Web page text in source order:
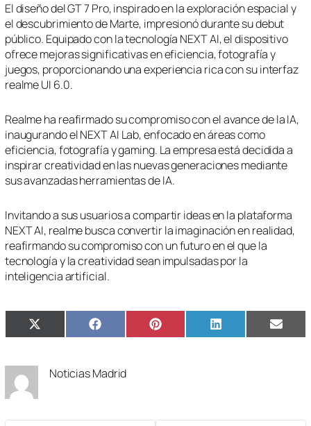
El diseño del GT 7 Pro, inspirado en la exploración espacial y
el descubrimiento de Marte, impresionó durante su debut
público. Equipado con la tecnología NEXT AI, el dispositivo
ofrece mejoras significativas en eficiencia, fotografía y
juegos, proporcionando una experiencia rica con su interfaz
realme UI 6.0.
Realme ha reafirmado su compromiso con el avance de la IA,
inaugurando el NEXT AI Lab, enfocado en áreas como
eficiencia, fotografía y gaming. La empresa está decidida a
inspirar creatividad en las nuevas generaciones mediante
sus avanzadas herramientas de IA.
Invitando a sus usuarios a compartir ideas en la plataforma
NEXT AI, realme busca convertir la imaginación en realidad,
reafirmando su compromiso con un futuro en el que la
tecnología y la creatividad sean impulsadas por la
inteligencia artificial.
Compartir
en
X
(Twitter)
Compartir
en
Facebook Compartir
en
Pinterest Compartir
en
LinkedIn
en
Email
Noticias Madrid